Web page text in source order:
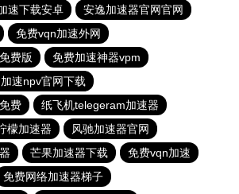
速下载安卓
安逸加速器官网官网
免费vqn加速外网
费版
免费加速神器vpm
速npv官网下载
费
纸飞机telegeram加速器
檬加速器
风驰加速器官网
芒果加速器下载
免费vqn加速
免费网络加速器梯子